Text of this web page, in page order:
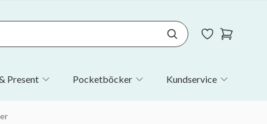
Present Pocketböcker Kundservice